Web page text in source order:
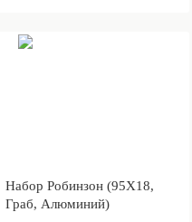
Набор Робинзон (95Х18,
Граб, Алюминий)